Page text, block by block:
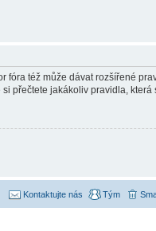
též může dávat rozšířené
přečtete jakákoliv pravidla, která
Tým
Kontaktujte nás